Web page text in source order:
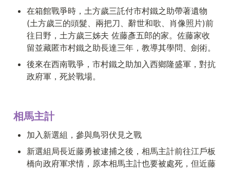
在箱館戰爭時，土方歲三託付市村鐵之助帶著遺物
(土方歲三的頭髮、兩把刀、辭世和歌、肖像照片)前
往日野，土方歲三姊夫 佐藤彥五郎的家。佐藤家收
留並藏匿市村鐵之助長達三年，教導其學問、劍術。
後來在西南戰爭，市村鐵之助加入西鄉隆盛軍，對抗
政府軍，死於戰場。
相馬主計
加入新選組，參與鳥羽伏見之戰
新選組局長近藤勇被逮捕之後，相馬主計前往江戶板
橋向政府軍求情，原本相馬主計也要被處死，但近藤